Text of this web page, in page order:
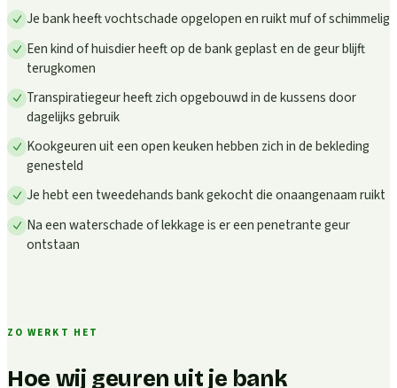
Je bank heeft vochtschade opgelopen en ruikt muf of schimmelig
Een kind of huisdier heeft op de bank geplast en de geur blijft
terugkomen
Transpiratiegeur heeft zich opgebouwd in de kussens door
dagelijks gebruik
Kookgeuren uit een open keuken hebben zich in de bekleding
genesteld
Je hebt een tweedehands bank gekocht die onaangenaam ruikt
Na een waterschade of lekkage is er een penetrante geur
ontstaan
ZO WERKT HET
Hoe wij geuren uit je bank